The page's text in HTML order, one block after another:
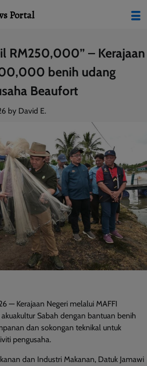
RM250,000” – Kerajaan
benih udang
Beaufort
by David E.
— Kerajaan Negeri melalui MAFFI
Sabah dengan bantuan benih
dan sokongan teknikal untuk
pengusaha.
dan Industri Makanan, Datuk Jamawi
Portal